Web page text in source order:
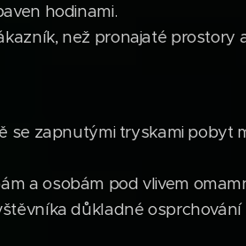
hodinami.
než pronajaté prostory
se zapnutými tryskami pobyt
a osobám pod vlivem
důkladné